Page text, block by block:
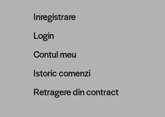
Inregistrare
Login
Contul meu
Istoric comenzi
Retragere din contract